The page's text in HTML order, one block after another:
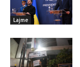
Lajme